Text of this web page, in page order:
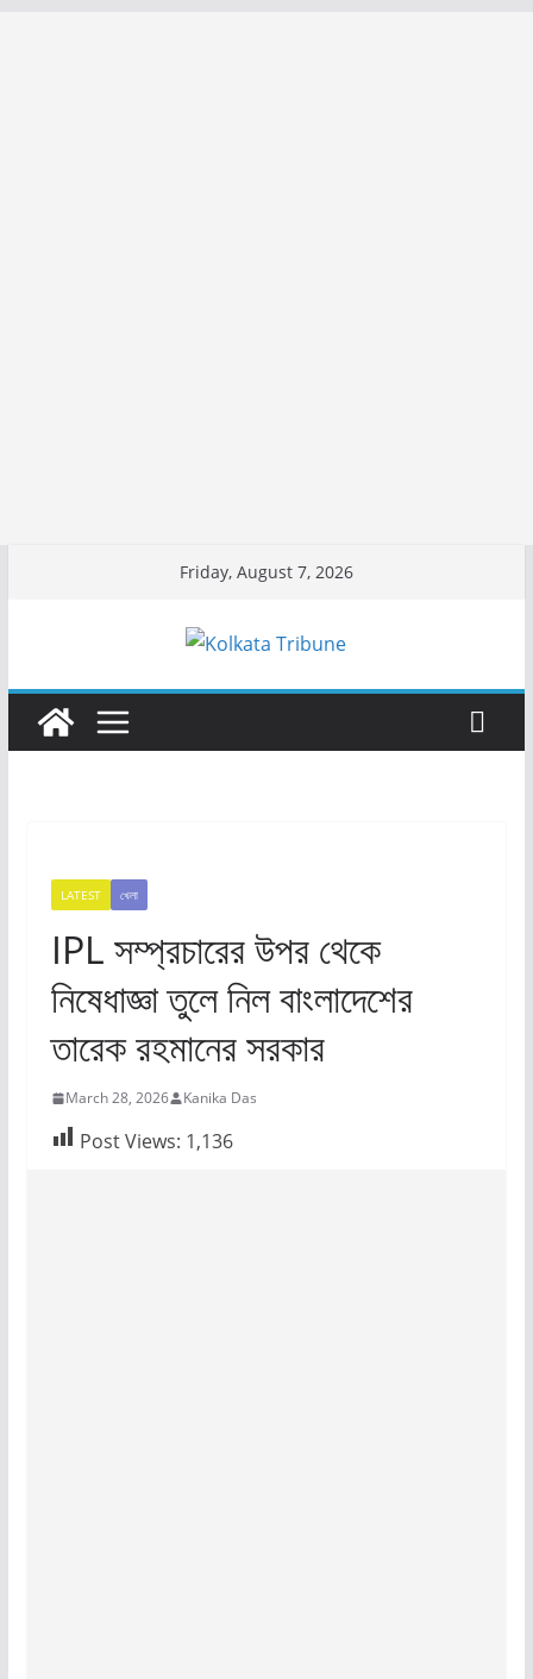
Friday, August 7, 2026
LATEST খেলা
IPL সম্প্রচারের উপর থেকে
নিষেধাজ্ঞা তুলে নিল বাংলাদেশের
তারেক রহমানের সরকার
March 28, 2026 Kanika Das
Post Views: 1,136